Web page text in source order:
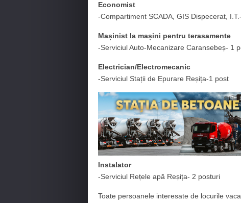
Economist
-Compartiment SCADA, GIS Dispecerat,
Mașinist la mașini pentru terasamente
-Serviciul Auto-Mecanizare Caransebeș- 1
Electrician/Electromecanic
-Serviciul Stații de Epurare Reșița-1 post
Instalator
-Serviciul Rețele apă Reșița- 2 posturi
Toate persoanele interesate de locurile